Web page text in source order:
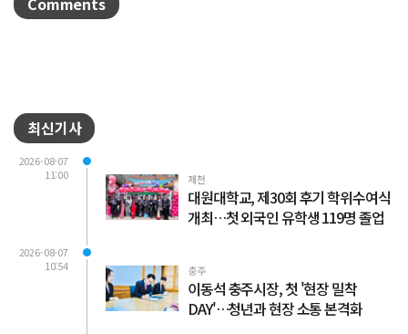
최신기사
2026-08-07
11:00
제천
대원대학교, 제30회 후기 학위수여식
개최…첫 외국인 유학생 119명 졸업
2026-08-07
10:54
충주
이동석 충주시장, 첫 '현장 밀착
DAY'…청년과 현장 소통 본격화